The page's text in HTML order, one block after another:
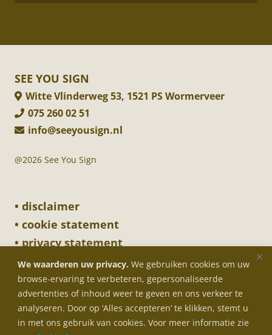
We waarderen uw privacy. We gebruiken cookies om uw
browse-ervaring te verbeteren, gepersonaliseerde
advertenties of inhoud weer te geven en ons verkeer te
analyseren. Door op ‘Alles accepteren’ te klikken, stemt u
in met ons gebruik van cookies. Voor meer informatie zie
SEE YOU SIGN
Witte Vlinderweg 53, 1521 PS Wormerveer
075 260 02 51
info@seeyousign.nl
@2026 See You Sign
• disclaimer
• cookie statement
• privacy statement
SIGNING ON WHEELS
INDOOR SIGNING
OUTDOOR SIGNING